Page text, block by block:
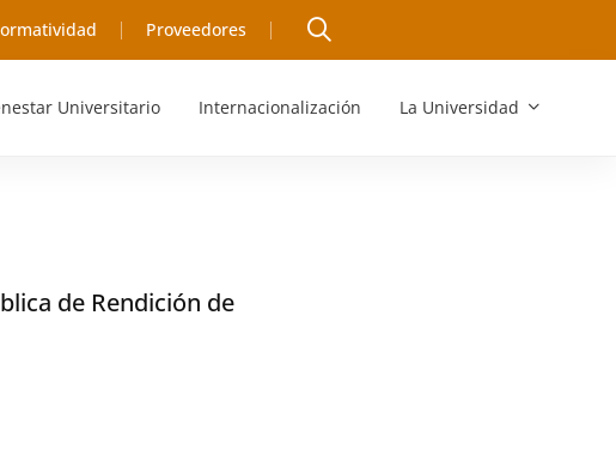
Proveedores
Universitario Internacionalización La Universidad
de Rendición de